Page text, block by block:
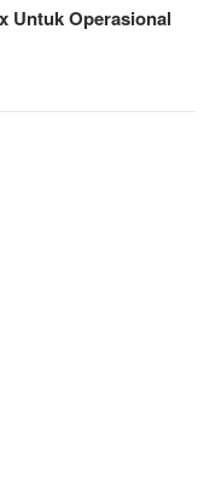
Untuk Operasional